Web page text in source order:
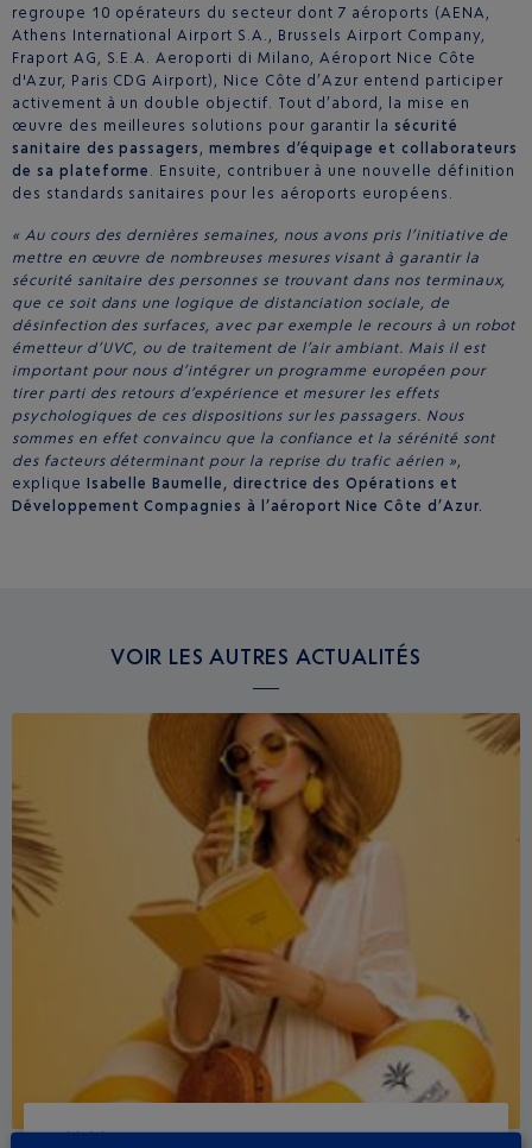
regroupe 10 opérateurs du secteur dont 7 aéroports (AENA,
Athens International Airport S.A., Brussels Airport Company,
Fraport AG, S.E.A. Aeroporti di Milano, Aéroport Nice Côte
d'Azur, Paris CDG Airport), Nice Côte d’Azur entend participer
activement à un double objectif. Tout d’abord, la mise en
œuvre des meilleures solutions pour garantir lasécurité
sanitaire des passagers ,membres d’équipage et collaborateurs
de sa plateforme . Ensuite, contribuer à une nouvelle définition
des standards sanitaires pour les aéroports européens.
« Au cours des dernières semaines, nous avons pris l’initiative de
mettre en œuvre de nombreuses mesures visant à garantir la
sécurité sanitaire des personnes se trouvant dans nos terminaux,
que ce soit dans une logique de distanciation sociale, de
désinfection des surfaces, avec par exemple le recours à un robot
émetteur d’UVC, ou de traitement de l’air ambiant. Mais il est
important pour nous d’intégrer un programme européen pour
tirer parti des retours d’expérience et mesurer les effets
psychologiques de ces dispositions sur les passagers. Nous
sommes en effet convaincu que la confiance et la sérénité sont
des facteurs déterminant pour la reprise du trafic aérien »,
explique Isabelle Baumelle, directrice des Opérations et
Développement Compagnies à l’aéroport Nice Côte d’Azur.
VOIR LES AUTRES ACTUALITÉS
Publiéle 13-07-26